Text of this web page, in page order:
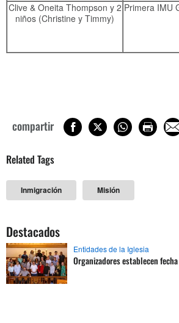
Clive & Oneita Thompson y 2
niños (Christine y Timmy)
Primera IMU
compartir
Related Tags
Inmigración Misión
Destacados
Entidades de la Iglesia
Organizadores establecen